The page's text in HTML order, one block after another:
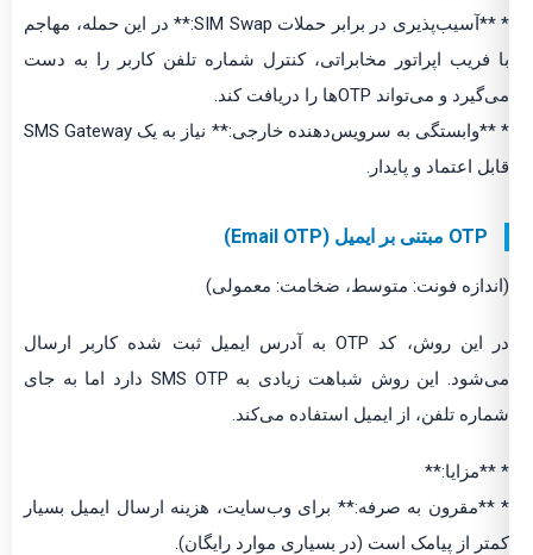
* **آسیب‌پذیری در برابر حملات SIM Swap:** در این حمله، مهاجم
با فریب اپراتور مخابراتی، کنترل شماره تلفن کاربر را به دست
می‌گیرد و می‌تواند OTPها را دریافت کند.
* **وابستگی به سرویس‌دهنده خارجی:** نیاز به یک SMS Gateway
قابل اعتماد و پایدار.
OTP مبتنی بر ایمیل (Email OTP)
(اندازه فونت: متوسط، ضخامت: معمولی)
در این روش، کد OTP به آدرس ایمیل ثبت شده کاربر ارسال
می‌شود. این روش شباهت زیادی به SMS OTP دارد اما به جای
شماره تلفن، از ایمیل استفاده می‌کند.
* **مزایا:**
* **مقرون به صرفه:** برای وب‌سایت، هزینه ارسال ایمیل بسیار
کمتر از پیامک است (در بسیاری موارد رایگان).